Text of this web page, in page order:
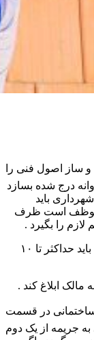
ساز اصول فنی را
درج شده بسازد
باید
موظف است ظرف
را بگیرد .
اگر شهرداری مانع ادامه ی ساخت و ساز شود ، باید حداکثر تا ۱۰
ابلاغ کند .
ساختمانی در قسمت
جریمه از یک دوم